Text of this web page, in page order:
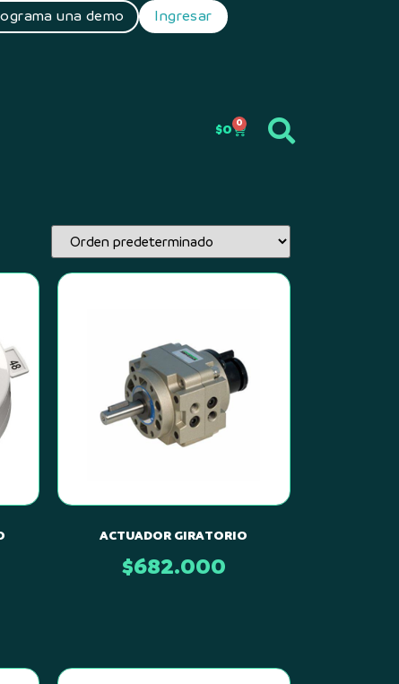
una demo Ingresar
$0 0
ACTUADOR GIRATORIO
$682.000